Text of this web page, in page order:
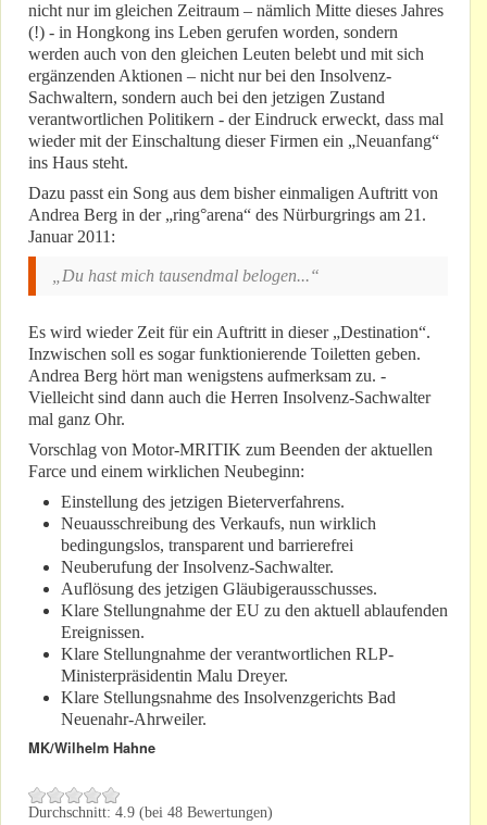
nicht nur im gleichen Zeitraum – nämlich Mitte dieses Jahres
(!) - in Hongkong ins Leben gerufen worden, sondern
werden auch von den gleichen Leuten belebt und mit sich
ergänzenden Aktionen – nicht nur bei den Insolvenz-
Sachwaltern, sondern auch bei den jetzigen Zustand
verantwortlichen Politikern - der Eindruck erweckt, dass mal
wieder mit der Einschaltung dieser Firmen ein „Neuanfang“
ins Haus steht.
Dazu passt ein Song aus dem bisher einmaligen Auftritt von
Andrea Berg in der „ring°arena“ des Nürburgrings am 21.
Januar 2011:
„Du hast mich tausendmal belogen...“
Es wird wieder Zeit für ein Auftritt in dieser „Destination“.
Inzwischen soll es sogar funktionierende Toiletten geben.
Andrea Berg hört man wenigstens aufmerksam zu. -
Vielleicht sind dann auch die Herren Insolvenz-Sachwalter
mal ganz Ohr.
Vorschlag von Motor-MRITIK zum Beenden der aktuellen
Farce und einem wirklichen Neubeginn:
Einstellung des jetzigen Bieterverfahrens.
Neuausschreibung des Verkaufs, nun wirklich
bedingungslos, transparent und barrierefrei
Neuberufung der Insolvenz-Sachwalter.
Auflösung des jetzigen Gläubigerausschusses.
Klare Stellungnahme der EU zu den aktuell ablaufenden
Ereignissen.
Klare Stellungnahme der verantwortlichen RLP-
Ministerpräsidentin Malu Dreyer.
Klare Stellungsnahme des Insolvenzgerichts Bad
Neuenahr-Ahrweiler.
MK/Wilhelm Hahne
Durchschnitt: 4.9 (bei 48 Bewertungen)